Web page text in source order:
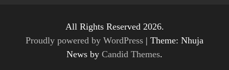
All Rights Reserved 2026.
Proudly powered by WordPress | Theme: Nhuja
News by Candid Themes.